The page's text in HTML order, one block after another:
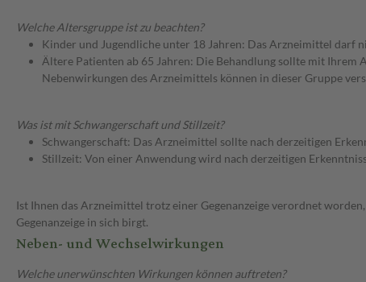
Welche Altersgruppe ist zu beachten?
Kinder und Jugendliche unter 18 Jahren: Das Arzneimittel darf
Ältere Patienten ab 65 Jahren: Die Behandlung sollte mit
Nebenwirkungen des Arzneimittels können in dieser Gruppe
Was ist mit Schwangerschaft und Stillzeit?
Schwangerschaft: Das Arzneimittel sollte nach derzeitigen
Stillzeit: Von einer Anwendung wird nach derzeitigen
Ist Ihnen das Arzneimittel trotz einer Gegenanzeige verordnet
Gegenanzeige in sich birgt.
Neben- und Wechselwirkungen
Welche unerwünschten Wirkungen können auftreten?